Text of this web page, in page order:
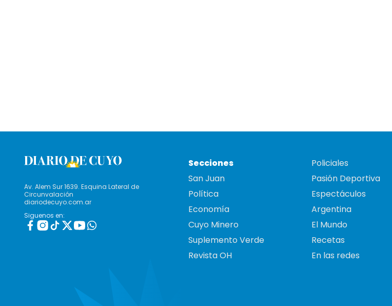
Av. Alem Sur 1639. Esquina Lateral de
Circunvalación
diariodecuyo.com.ar
Siguenos en:
Secciones
San Juan
Política
Economía
Cuyo Minero
Suplemento Verde
Revista OH
Policiales
Pasión Deportiva
Espectáculos
Argentina
El Mundo
Recetas
En las redes